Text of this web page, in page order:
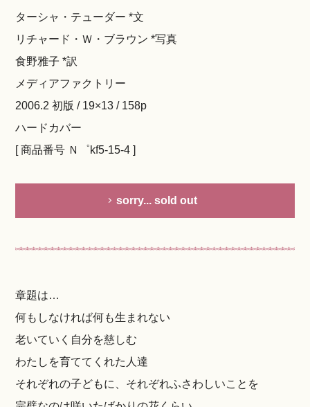
ターシャ・テューダー *文
リチャード・Ｗ・ブラウン *写真
食野雅子 *訳
メディアファクトリー
2006.2 初版 / 19×13 / 158p
ハードカバー
[ 商品番号 Ｎ゜kf5-15-4 ]
sorry... sold out
章題は…
何もしなければ何も生まれない
老いていく自分を慈しむ
わたしを育ててくれた人達
それぞれの子どもに、それぞれふさわしいことを